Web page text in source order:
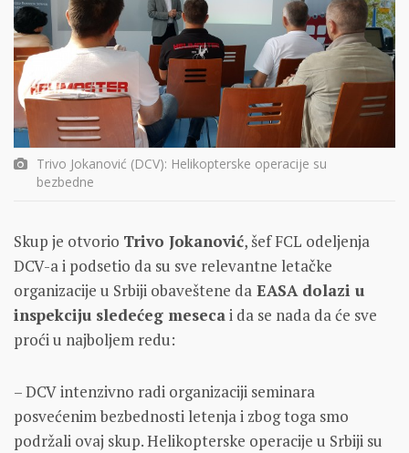
Trivo Jokanović (DCV): Helikopterske operacije su
bezbedne
Skup je otvorio Trivo Jokanović, šef FCL odeljenja
DCV-a i podsetio da su sve relevantne letačke
organizacije u Srbiji obaveštene da EASA dolazi u
inspekciju sledećeg mesecai da se nada da će sve
proći u najboljem redu:
– DCV intenzivno radi organizaciji seminara
posvećenim bezbednosti letenja i zbog toga smo
podržali ovaj skup. Helikopterske operacije u Srbiji su